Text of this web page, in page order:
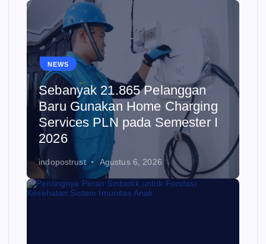
NEWS
Sebanyak 21.865 Pelanggan
Baru Gunakan Home Charging
Services PLN pada Semester I
2026
indopostrust Agustus 6, 2026